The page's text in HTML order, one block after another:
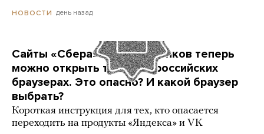
НОВОСТИ день назад
Сайты «Сбера» и других банков теперь
можно открыть только в российских
браузерах. Это опасно? И какой браузер
выбрать?
Короткая инструкция для тех, кто опасается
переходить на продукты «Яндекса» и VK